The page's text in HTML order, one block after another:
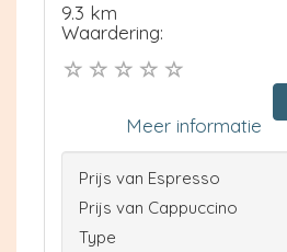
9.3 km
Waardering:
Meer informatie
Prijs van Espresso
Prijs van Cappuccino
Type